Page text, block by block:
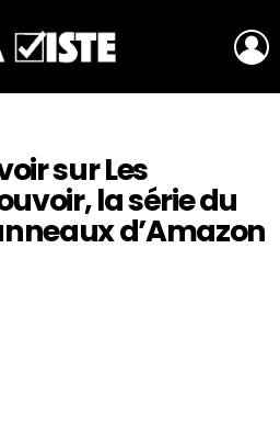
sur Les
la série du
d’Amazon